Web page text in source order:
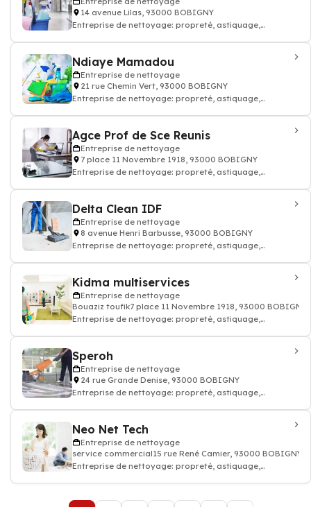
14 avenue Lilas, 93000 BOBIGNY
Entreprise de nettoyage: propreté, astiquage,
Ndiaye Mamadou
Entreprise de nettoyage
21 rue Chemin Vert, 93000 BOBIGNY
Entreprise de nettoyage: propreté, astiquage,
Agce Prof de Sce Reunis
Entreprise de nettoyage
7 place 11 Novembre 1918, 93000 BOBIGNY
Entreprise de nettoyage: propreté, astiquage,
Delta Clean IDF
Entreprise de nettoyage
8 avenue Henri Barbusse, 93000 BOBIGNY
Entreprise de nettoyage: propreté, astiquage,
Kidma multiservices
Entreprise de nettoyage
Bouaziz toufik7 place 11 Novembre 1918, 93000 BOBIGNY
Entreprise de nettoyage: propreté, astiquage,
Speroh
Entreprise de nettoyage
24 rue Grande Denise, 93000 BOBIGNY
Entreprise de nettoyage: propreté, astiquage,
Neo Net Tech
Entreprise de nettoyage
service commercial15 rue René Camier, 93000 BOBIGNY
Entreprise de nettoyage: propreté, astiquage,